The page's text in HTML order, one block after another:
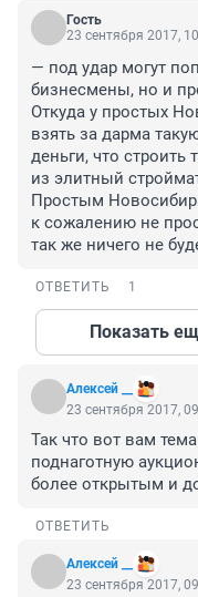
Гость
23 сентября 2017,
— под удар могут
бизнесмены, но и
Откуда у простых
взять за дарма
деньги, что
из элитный
Простым
к сожалению не
так же ничего не
ОТВЕТИТЬ 1
Показать
Алексей __
23 сентября 2017,
Так что вот вам
поднаготную
более открытым и
ОТВЕТИТЬ
Алексей __
23 сентября 2017,